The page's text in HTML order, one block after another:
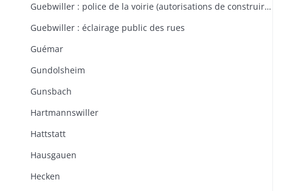
Guebwiller : police de la voirie (autorisations de construire, tolérances, contraventions, délits, servitudes)
Guebwiller : éclairage public des rues
Guémar
Gundolsheim
Gunsbach
Hartmannswiller
Hattstatt
Hausgauen
Hecken